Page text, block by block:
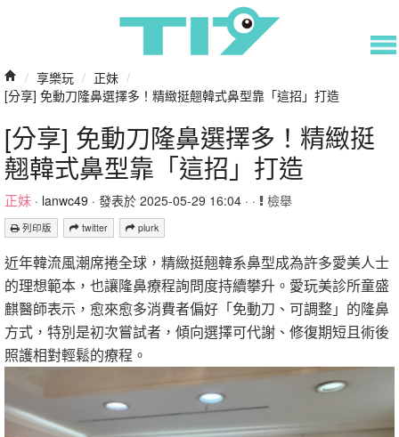
/ 享樂玩 / 正妹 /
[分享] 免動刀隆鼻選擇多！精緻挺翹韓式鼻型靠「這招」打造
[分享] 免動刀隆鼻選擇多！精緻挺
翹韓式鼻型靠「這招」打造
正妹 · lanwc49 · 發表於 2025-05-29 16:04 · · 檢舉
列印版 twitter plurk
近年韓流風潮席捲全球，精緻挺翹韓系鼻型成為許多愛美人士
的理想範本，也讓隆鼻療程詢問度持續攀升。愛玩美診所童盛
麒醫師表示，愈來愈多消費者偏好「免動刀、可調整」的隆鼻
方式，特別是初次嘗試者，傾向選擇可代謝、修復期短且術後
照護相對輕鬆的療程。